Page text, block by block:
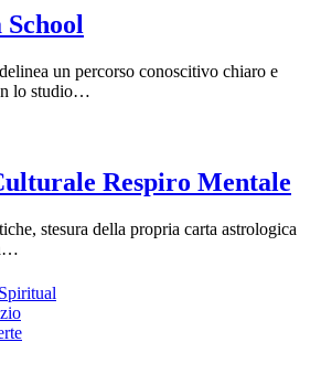
un percorso conoscitivo chiaro e
lo studio…
Respiro Mentale
stesura della propria carta astrologica